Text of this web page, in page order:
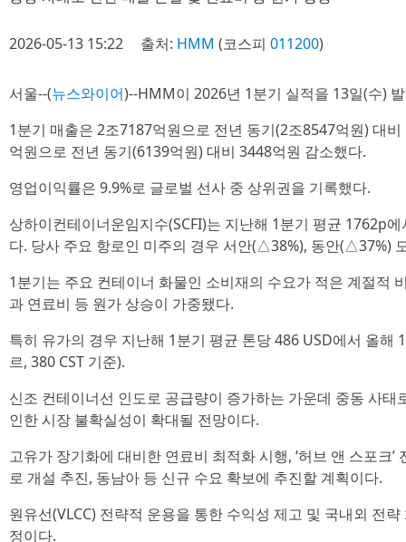
2026-05-13 15:22 출처: HMM (코스피 011200)
서울--(뉴스와이어)--HMM이 2026년 1분기 실적을 13일(수)
1분기 매출은 2조7187억원으로 전년 동기(2조8547억원) 대
억원으로 전년 동기(6139억원) 대비 3448억원 감소했다.
영업이익률은 9.9%로 글로벌 선사 중 상위권을 기록했다.
상하이컨테이너운임지수(SCFI)는 지난해 1분기 평균 1762p
다. 당사 주요 항로인 미주의 경우 서안(△38%), 동안(△37%)
1분기는 주요 컨테이너 화물인 소비재의 수요가 적은 계절적
과 연료비 등 원가 상승이 가중됐다.
특히 유가의 경우 지난해 1분기 평균 톤당 486 USD에서 올해
르, 380 CST 기준).
신조 컨테이너선 인도로 공급량이 증가하는 가운데 중동 사태
인한 시장 불확실성이 확대될 전망이다.
고유가 장기화에 대비한 연료비 최적화 시행, ‘허브 앤 스포크
로 개설 추진, 동남아 등 신규 수요 확보에 추진할 계획이다.
원유선(VLCC) 전략적 운용을 통한 수익성 제고 및 국내외 전
정이다.